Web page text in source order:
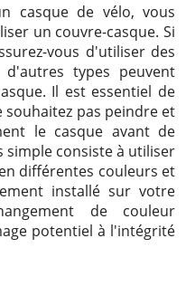
casque de vélo, vous
un couvre-casque. Si
vous d'utiliser des
types peuvent
Il est essentiel de
pas peindre et
le casque avant de
consiste à utiliser
différentes couleurs et
installé sur votre
de couleur
potentiel à l'intégrité